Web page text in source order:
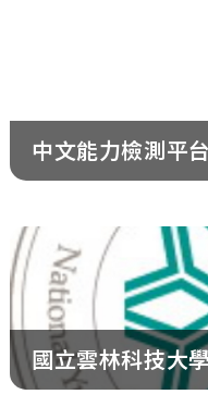
中文能力檢測平台
國立雲林科技大學